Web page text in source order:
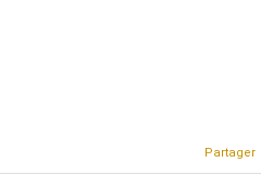
Partager